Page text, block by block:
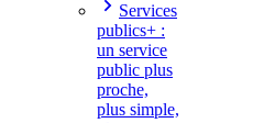
Services
publics+ :
un service
public plus
proche,
plus simple,